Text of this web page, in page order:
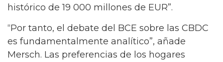
histórico de 19 000 millones de EUR”.
“Por tanto, el debate del BCE sobre las CBDC
es fundamentalmente analítico”, añade
Mersch. Las preferencias de los hogares